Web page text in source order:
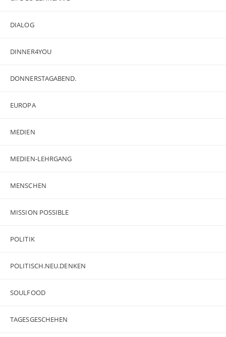
DIALOG
DINNER4YOU
DONNERSTAGABEND.
EUROPA
MEDIEN
MEDIEN-LEHRGANG
MENSCHEN
MISSION POSSIBLE
POLITIK
POLITISCH.NEU.DENKEN
SOULFOOD
TAGESGESCHEHEN